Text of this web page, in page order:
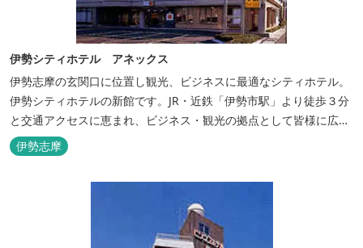
伊勢シティホテル アネックス
伊勢志摩の玄関口に位置し観光、ビジネスに最適なシティホテル。
伊勢シティホテルの新館です。JR・近鉄「伊勢市駅」より徒歩３分
と交通アクセスに恵まれ、ビジネス・観光の拠点として皆様に広く
ご利用いただいております。１階には、しゃぶしゃぶと日本料理の
「伊勢みやび」があります。
伊勢志摩